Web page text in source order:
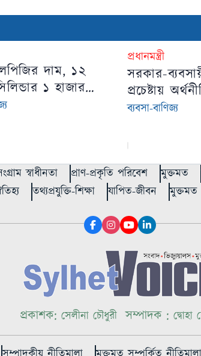
দাম, ১২
১ হাজার
প্রধানমন্ত্রী
সরকার-
প্রচেষ্টায়
পরিবর্তন সম্ভব
ব্যবসা-বাণিজ্য
স্বাধীনতা প্রাণ-প্রকৃতি পরিবেশ মুক্তমত
তথ্যপ্রযুক্তি-শিক্ষা যাপিত-জীবন মুক্তমত
প্রকাশক: সেলীনা চৌধুরীসম্পাদক : দ্বোহা